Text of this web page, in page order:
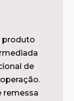
produto
de
remessa